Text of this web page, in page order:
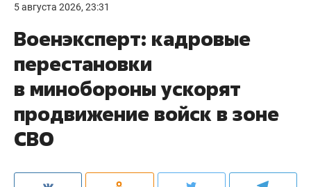
5 августа 2026, 23:31
Военэксперт: кадровые
перестановки
в минобороны ускорят
продвижение войск в зоне
СВО